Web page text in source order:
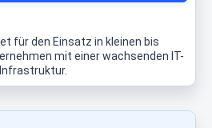
für den Einsatz in kleinen bis
mit einer wachsenden IT-
Infrastruktur.